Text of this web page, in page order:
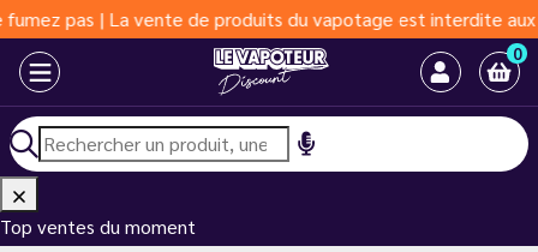
de produits du vapotage est interdite aux moins de 18 ans |
0
Top ventes du moment